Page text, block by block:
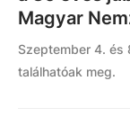
Magyar
Szeptember 4. és
találhatóak meg.